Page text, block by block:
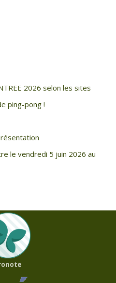
2026 selon les sites
ping-pong !
le vendredi 5 juin 2026 au